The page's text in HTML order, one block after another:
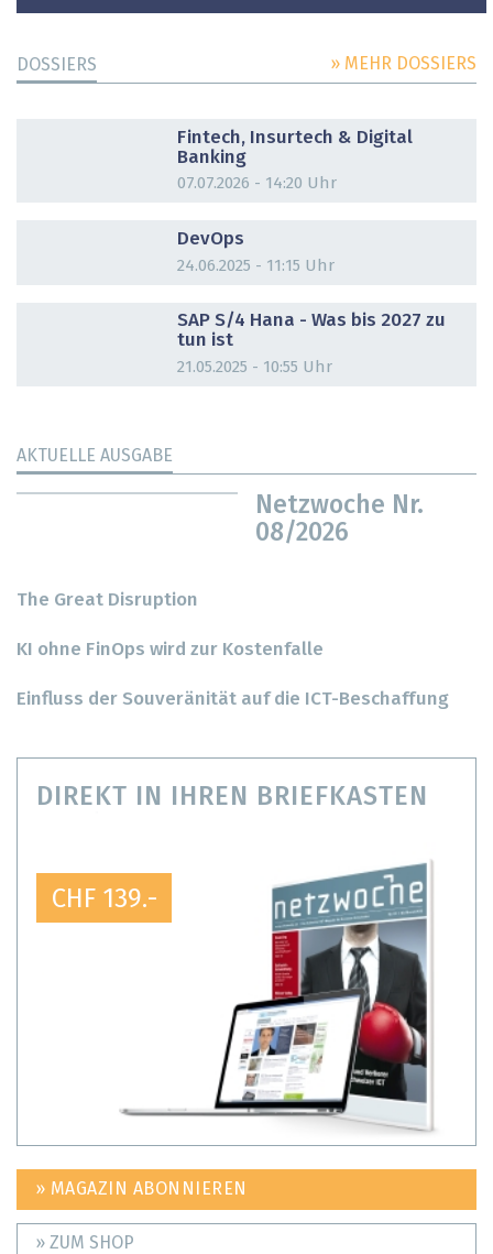
DOSSIERS » MEHR DOSSIERS
Fintech, Insurtech & Digital
Banking
07.07.2026 - 14:20 Uhr
DevOps
24.06.2025 - 11:15 Uhr
SAP S/4 Hana - Was bis 2027 zu
tun ist
21.05.2025 - 10:55 Uhr
AKTUELLE AUSGABE
Netzwoche Nr.
08/2026
The Great Disruption
KI ohne FinOps wird zur Kostenfalle
Einfluss der Souveränität auf die ICT-Beschaffung
DIREKT IN IHREN BRIEFKASTEN
CHF 139.-
» MAGAZIN ABONNIEREN
» ZUM SHOP